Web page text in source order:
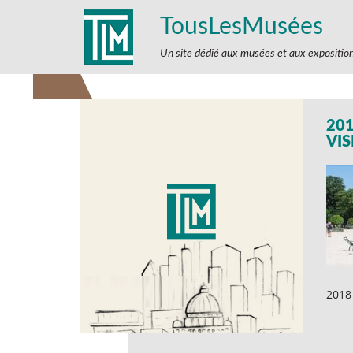
TousLesMusées
Un site dédié aux musées et aux